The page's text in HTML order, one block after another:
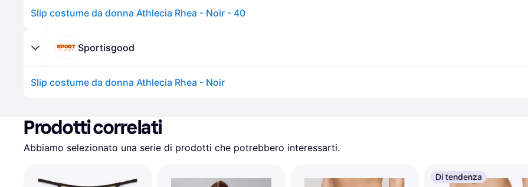
Slip costume da donna Athlecia Rhea - Noir - 40
Sportisgood
Slip costume da donna Athlecia Rhea - Noir
Prodotti correlati
Abbiamo selezionato una serie di prodotti che potrebbero interessarti.
Di tendenza